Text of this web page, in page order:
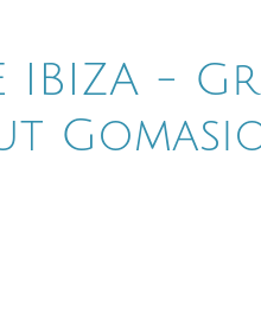
IBIZA -